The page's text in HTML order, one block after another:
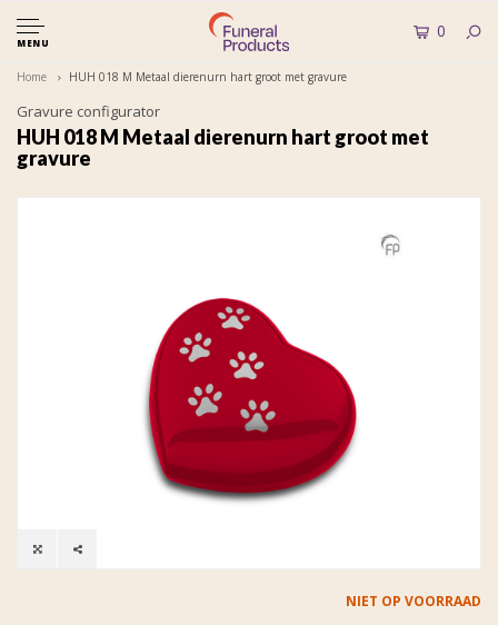
MENU
0
Home HUH 018 M Metaal dierenurn hart groot met gravure
Gravure configurator
HUH 018 M Metaal dierenurn hart groot met
gravure
NIET OP VOORRAAD